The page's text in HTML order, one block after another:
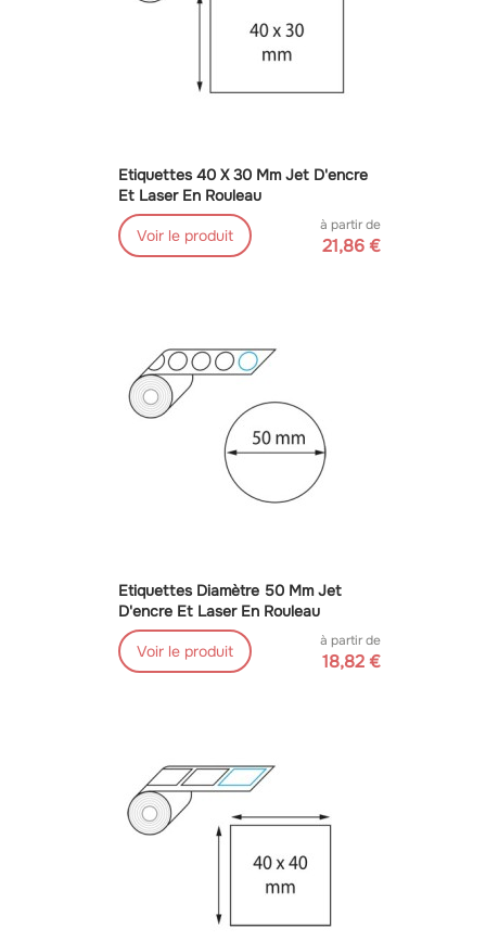
Etiquettes 40 X 30 Mm Jet D'encre
Et Laser En Rouleau
Voir le produit
à partir de
21,86 €
Etiquettes Diamètre 50 Mm Jet
D'encre Et Laser En Rouleau
Voir le produit
à partir de
18,82 €